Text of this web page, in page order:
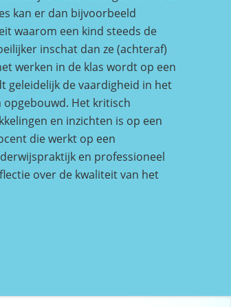
kan er dan bijvoorbeeld
waarom een kind steeds de
inschat dan ze (achteraf)
werken in de klas wordt op een
geleidelijk de vaardigheid in het
Het kritisch
en inzichten is op een
die werkt op een
en professioneel
over de kwaliteit van het